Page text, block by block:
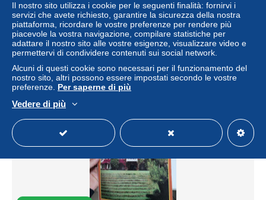
121 // VIVEZ LA NATURE AU FIL DES SAISONS / HORS-
SERIE DU CHASSEUR FRANCAIS 2004
± 2,72 USD
Il nostro sito utilizza i cookie per le seguenti finalità: fornirvi i
servizi che avete richiesto, garantire la sicurezza della nostra
piattaforma, ricordare le vostre preferenze per rendere più
piacevole la vostra navigazione, compilare statistiche per
adattare il nostro sito alle vostre esigenze, visualizzare video e
permettervi di condividere contenuti sui social network.
Alcuni di questi cookie sono necessari per il funzionamento del
nostro sito, altri possono essere impostati secondo le vostre
preferenze. Per saperne di più
Vedere di più